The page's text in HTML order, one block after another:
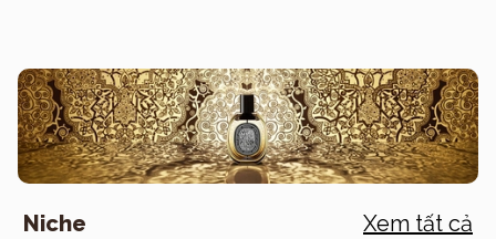
Niche Xem tất cả